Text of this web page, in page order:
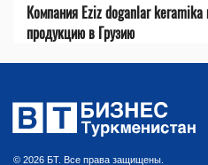
Компания Eziz doganlar keramika
продукцию в Грузию
© 2026 БТ. Все права защищены.